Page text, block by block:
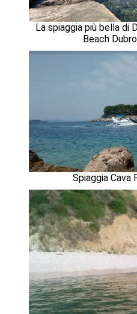
La spiaggia più bella di
Beach
Spiaggia Cava